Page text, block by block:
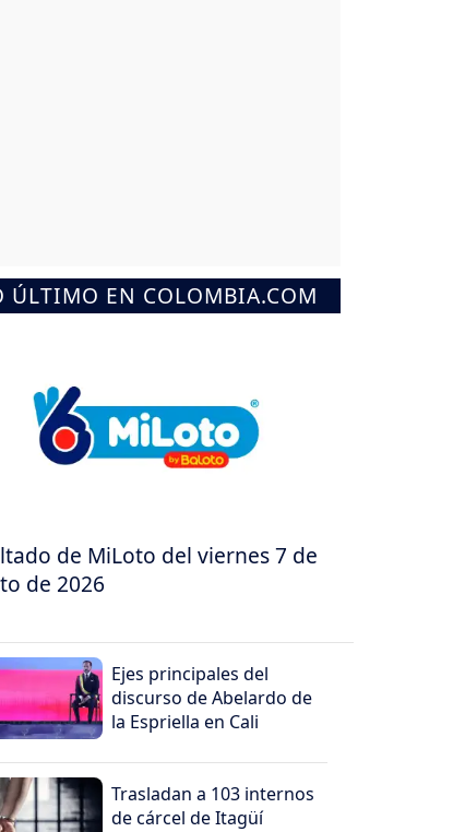
ÚLTIMO EN COLOMBIA.COM
de MiLoto del viernes 7 de
de 2026
Ejes principales del
discurso de Abelardo de
la Espriella en Cali
Trasladan a 103 internos
de cárcel de Itagüí